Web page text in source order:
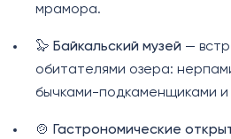
мрамора.
🦭 Байкальский музей —
обитателями озера:
бычками-подкаменщиками и
🍲 Гастрономические